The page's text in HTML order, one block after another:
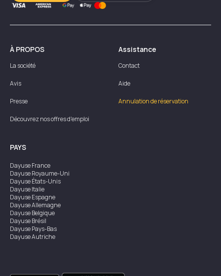
À PROPOS
La société
Avis
Presse
Découvrez nos offres d'emploi
Assistance
Contact
Aide
Annulation de réservation
PAYS
DayuseFrance
DayuseRoyaume-Uni
DayuseÉtats-Unis
DayuseItalie
DayuseEspagne
DayuseAllemagne
DayuseBelgique
DayuseBrésil
DayusePays-Bas
DayuseAutriche